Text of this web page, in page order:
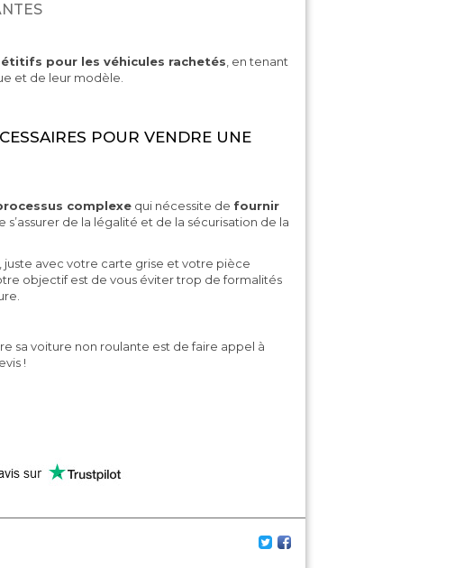
pour les véhicules rachetés , en tenant
et de leur modèle.
POUR VENDRE UNE
complexequi nécessite de fournir
s’assurer de la légalité et de la sécurisation de la
juste avec votre carte grise et votre pièce
objectif est de vous éviter trop de formalités
sa voiture non roulante est de faire appel à
!